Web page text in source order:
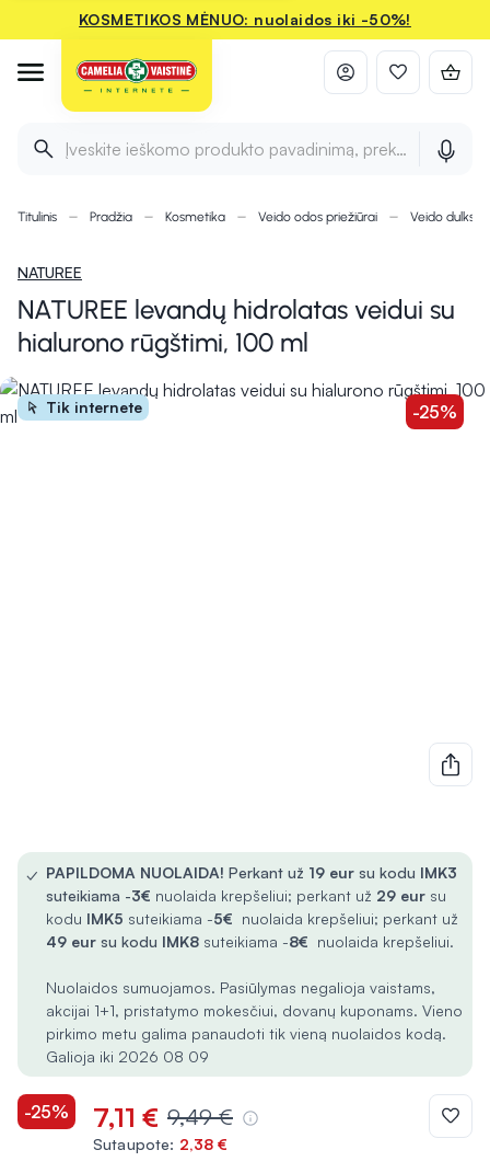
KOSMETIKOS MĖNUO: nuolaidos iki -50%!
Įveskite ieškomo produkto pavadinimą, prekės ženklą ir
Titulinis Pradžia Kosmetika Veido odos priežiūrai Veido
NATUREE
NATUREE levandų hidrolatas veidui su
hialurono rūgštimi, 100 ml
Tik internete -25%
✓ PAPILDOMA NUOLAIDA! Perkant už 19 eur su kodu IMK3
suteikiama -3€ nuolaida krepšeliui; perkant už 29 eur su
kodu IMK5 suteikiama -5€ nuolaida krepšeliui; perkant už
49 eur su kodu IMK8 suteikiama -8€ nuolaida krepšeliui.
Nuolaidos sumuojamos. Pasiūlymas negalioja vaistams,
akcijai 1+1, pristatymo mokesčiui, dovanų kuponams. Vieno
pirkimo metu galima panaudoti tik vieną nuolaidos kodą.
Galioja iki 2026 08 09
-25% 7,11 € 9,49 €
Sutaupote: 2,38 €